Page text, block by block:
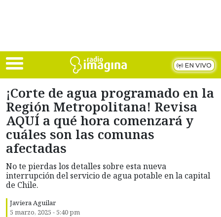
EN VIVO
¡Corte de agua programado en la
Región Metropolitana! Revisa
AQUÍ a qué hora comenzará y
cuáles son las comunas
afectadas
No te pierdas los detalles sobre esta nueva
interrupción del servicio de agua potable en la capital
de Chile.
Javiera Aguilar
5 marzo, 2025 - 5:40 pm